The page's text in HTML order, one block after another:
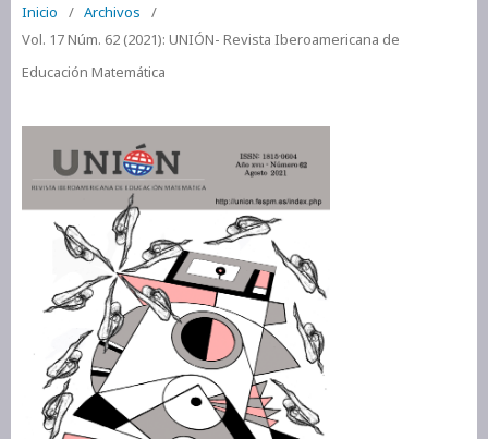
Inicio / Archivos
/
Vol. 17 Núm. 62 (2021): UNIÓN- Revista Iberoamericana de
Educación Matemática